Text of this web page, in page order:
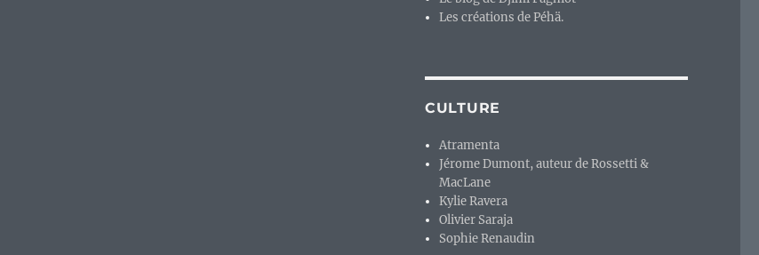
Les créations de Péhä.
CULTURE
Atramenta
Jérome Dumont, auteur de Rossetti &
MacLane
Kylie Ravera
Olivier Saraja
Sophie Renaudin